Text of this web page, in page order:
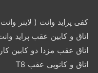
کفی پراید وانت ( لاینر
اتاق و کابین عقب پراید
اتاق عقب مزدا دو کابین
اتاق و کانوپی عقب T8